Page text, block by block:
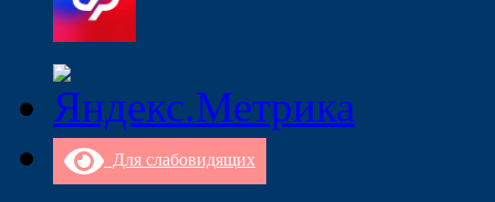
Для слабовидящих